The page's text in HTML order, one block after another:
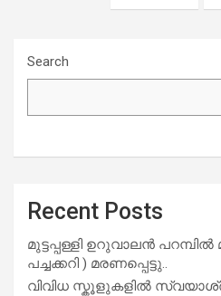
navigation
Search
Recent Posts
മുട്ടപ്പള്ളി ഉറുവാലൻ പറമ്പിൽ
പച്ചക്കറി ) മരണപ്പെട്ടു..
വിവിധ സ്കൂളുകളില്‍